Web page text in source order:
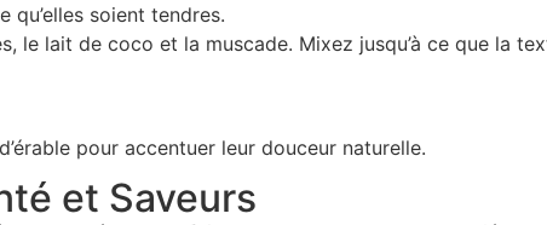
qu’elles soient tendres.
le lait de coco et la muscade. Mixez jusqu’à ce que la
pour accentuer leur douceur naturelle.
et Saveurs